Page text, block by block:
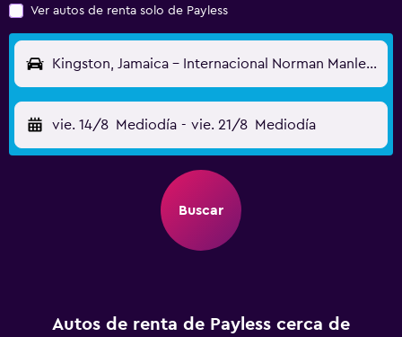
Ver autos de renta solo de Payless
Kingston, Jamaica - Internacional Norman Manley (KIN)
vie. 14/8 Mediodía - vie. 21/8 Mediodía
Buscar
Autos de renta de Payless cerca de